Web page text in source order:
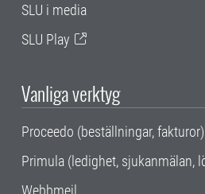
SLU i media
SLU Play
Vanliga verktyg
Proceedo (beställningar, fakturor)
Primula (ledighet, sjukanmälan,
Webbmejl